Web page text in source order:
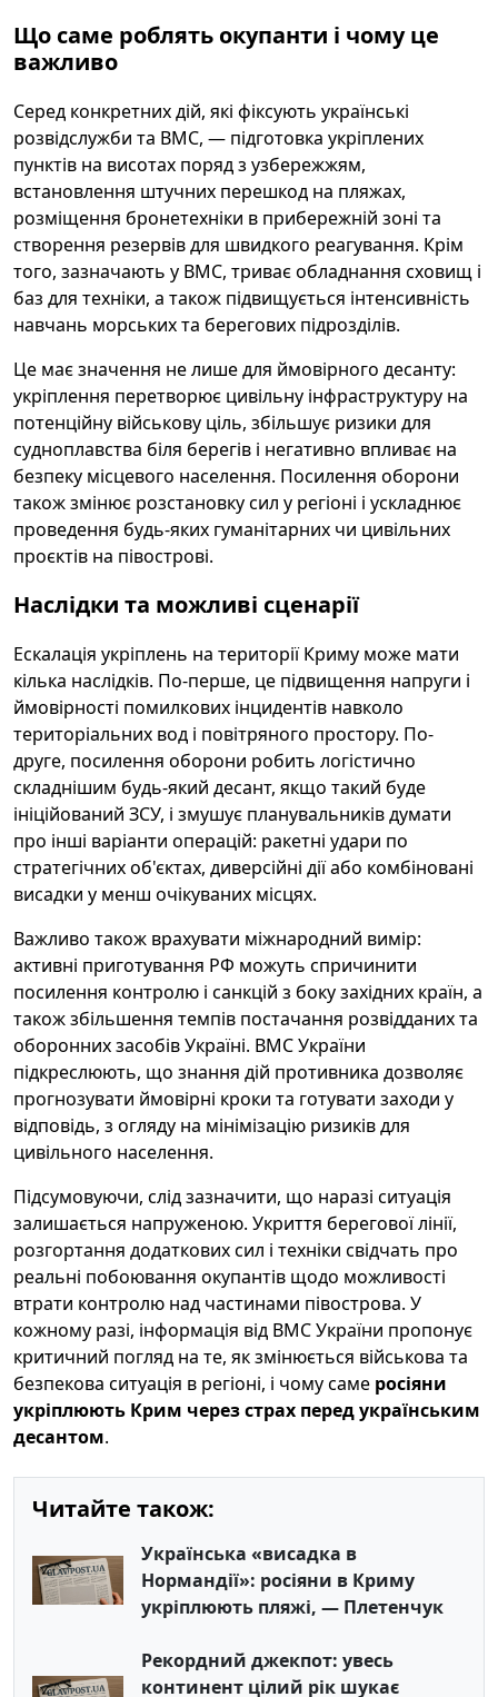
Що саме роблять окупанти і чому це
важливо
Серед конкретних дій, які фіксують українські
розвідслужби та ВМС, — підготовка укріплених
пунктів на висотах поряд з узбережжям,
встановлення штучних перешкод на пляжах,
розміщення бронетехніки в прибережній зоні та
створення резервів для швидкого реагування. Крім
того, зазначають у ВМС, триває обладнання сховищ і
баз для техніки, а також підвищується інтенсивність
навчань морських та берегових підрозділів.
Це має значення не лише для ймовірного десанту:
укріплення перетворює цивільну інфраструктуру на
потенційну військову ціль, збільшує ризики для
судноплавства біля берегів і негативно впливає на
безпеку місцевого населення. Посилення оборони
також змінює розстановку сил у регіоні і ускладнює
проведення будь-яких гуманітарних чи цивільних
проєктів на півострові.
Наслідки та можливі сценарії
Ескалація укріплень на території Криму може мати
кілька наслідків. По-перше, це підвищення напруги і
ймовірності помилкових інцидентів навколо
територіальних вод і повітряного простору. По-
друге, посилення оборони робить логістично
складнішим будь-який десант, якщо такий буде
ініційований ЗСУ, і змушує планувальників думати
про інші варіанти операцій: ракетні удари по
стратегічних об'єктах, диверсійні дії або комбіновані
висадки у менш очікуваних місцях.
Важливо також врахувати міжнародний вимір:
активні приготування РФ можуть спричинити
посилення контролю і санкцій з боку західних країн, а
також збільшення темпів постачання розвідданих та
оборонних засобів Україні. ВМС України
підкреслюють, що знання дій противника дозволяє
прогнозувати ймовірні кроки та готувати заходи у
відповідь, з огляду на мінімізацію ризиків для
цивільного населення.
Підсумовуючи, слід зазначити, що наразі ситуація
залишається напруженою. Укриття берегової лінії,
розгортання додаткових сил і техніки свідчать про
реальні побоювання окупантів щодо можливості
втрати контролю над частинами півострова. У
кожному разі, інформація від ВМС України пропонує
критичний погляд на те, як змінюється військова та
безпекова ситуація в регіоні, і чому саме росіяни
укріплюють Крим через страх перед українським
десантом.
Читайте також:
Українська «висадка в
Нормандії»: росіяни в Криму
укріплюють пляжі, — Плетенчук
Рекордний джекпот: увесь
континент цілий рік шукає